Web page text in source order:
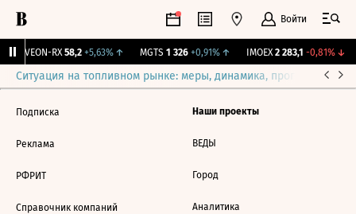
Войти
VEON-RX 58,2 +5,63%↑ MGTS 1 326 +0,91%↑ IMOEX 2 283,1 -0,81%↓
Ситуация на топливном рынке: меры, динамика, прогнозы
Подписка
Реклама
РФРИТ
Справочник компаний
Наши проекты
ВЕДЫ
Город
Аналитика